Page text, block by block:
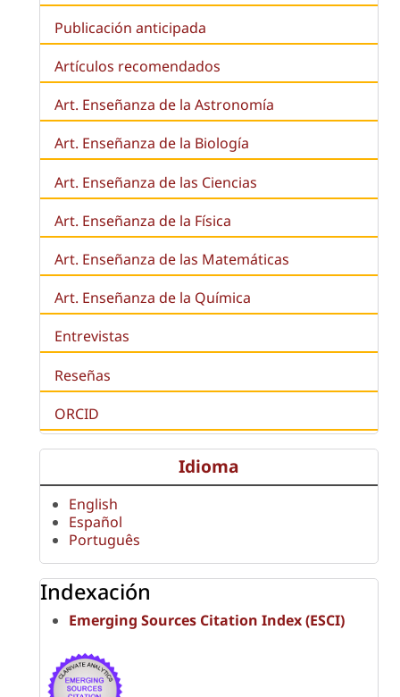
Publicación anticipada
Artículos recomendados
Art. Enseñanza de la Astronomía
Art. Enseñanza de la Biología
Art. Enseñanza de las Ciencias
Art. Enseñanza de la Física
Art. Enseñanza de las Matemáticas
Art. Enseñanza de la Química
Entrevistas
Reseñas
ORCID
Idioma
English
Español
Português
Indexación
Emerging Sources Citation Index (ESCI)